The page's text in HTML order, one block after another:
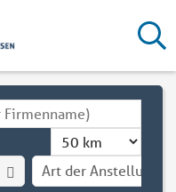
Art der Anstellung